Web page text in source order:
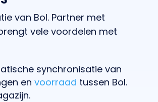
van Bol. Partner met
vele voordelen met
synchronisatie van
en voorraad tussen Bol.